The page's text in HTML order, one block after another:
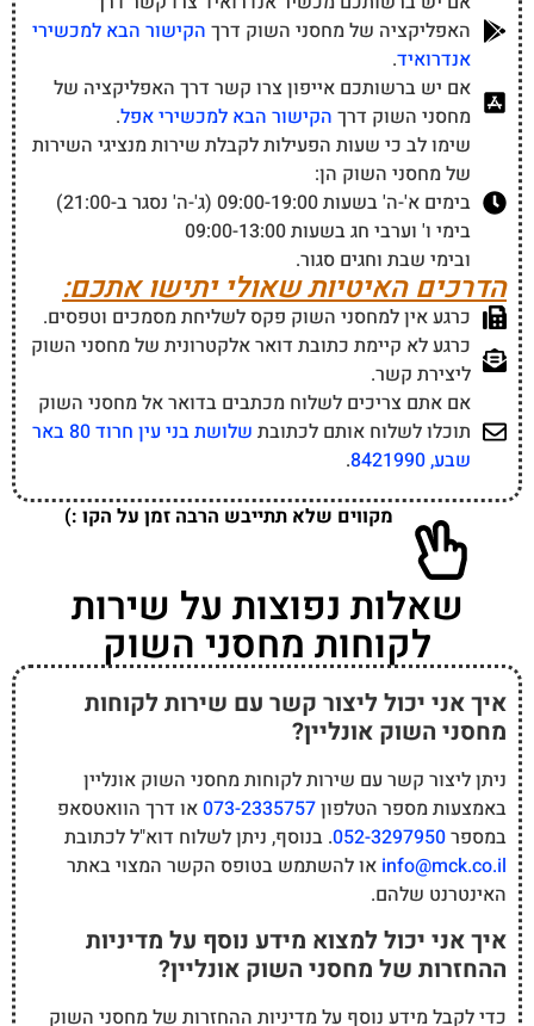
האפליקציה של מחסני השוק דרך הקישור הבא למכשירי
אנדרואיד.
אם יש ברשותכם אייפון צרו קשר דרך האפליקציה של
מחסני השוק דרך הקישור הבא למכשירי אפל.
שימו לב כי שעות הפעילות לקבלת שירות מנציגי השירות
של מחסני השוק הן:
בימים א'-ה' בשעות 09:00-19:00 (ג'-ה' נסגר ב-21:00)
בימי ו' וערבי חג בשעות 09:00-13:00
ובימי שבת וחגים סגור.
הדרכים האיטיות שאולי יתישו אתכם:
כרגע אין למחסני השוק פקס לשליחת מסמכים וטפסים.
כרגע לא קיימת כתובת דואר אלקטרונית של מחסני השוק
ליצירת קשר.
אם אתם צריכים לשלוח מכתבים בדואר אל מחסני השוק
תוכלו לשלוח אותם לכתובת
שלושת בני עין חרוד 80 באר
שבע, 8421990
.
מקווים שלא תתייבש הרבה זמן על הקו :)
שאלות נפוצות על שירות
לקוחות מחסני השוק
איך אני יכול ליצור קשר עם שירות לקוחות
מחסני השוק אונליין?
ניתן ליצור קשר עם שירות לקוחות מחסני השוק אונליין
באמצעות מספר הטלפון073-2335757או דרך הוואטסאפ
במספר052-3297950. בנוסף, ניתן לשלוח דוא"ל לכתובת
info@mck.co.il או להשתמש בטופס הקשר המצוי באתר
האינטרנט שלהם.
איך אני יכול למצוא מידע נוסף על מדיניות
ההחזרות של מחסני השוק אונליין?
כדי לקבל מידע נוסף על מדיניות ההחזרות של מחסני השוק